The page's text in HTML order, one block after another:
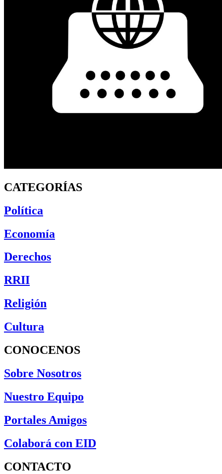
CATEGORÍAS
Política
Economía
Derechos
RRII
Religión
Cultura
CONOCENOS
Sobre Nosotros
Nuestro Equipo
Portales Amigos
Colaborá con EID
CONTACTO